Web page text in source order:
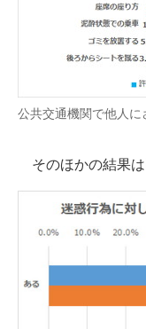
公共交通機関で他人に
そのほかの結果は